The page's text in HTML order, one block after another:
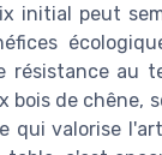
initial peut
résistance au
bois de chêne,
qui valorise